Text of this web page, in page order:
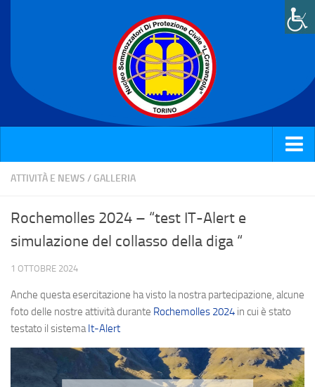
Home
Attività e News
Rassegna stampa
Contatti
ATTIVITÀ E NEWS / GALLERIA
Rochemolles 2024 – “test IT-Alert e
simulazione del collasso della diga “
1 OTTOBRE 2024
Anche questa esercitazione ha visto la nostra partecipazione, alcune
foto delle nostre attività durante Rochemolles 2024 in cui è stato
testato il sistemaIt-Alert